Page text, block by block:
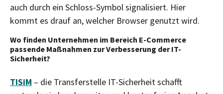
auch durch ein Schloss-Symbol signalisiert. Hier
kommt es drauf an, welcher Browser genutzt wird.
Wo finden Unternehmen im Bereich E-Commerce
passende Maßnahmen zur Verbesserung der IT-
Sicherheit?
TISiM – die Transferstelle IT-Sicherheit schafft